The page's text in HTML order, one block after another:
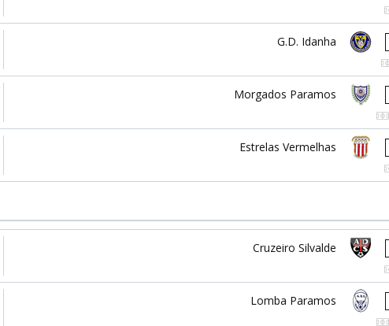
G.D. Idanha
Morgados Paramos
Estrelas Vermelhas
Cruzeiro Silvalde
Lomba Paramos